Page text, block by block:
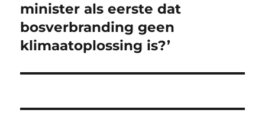
bericht:
minister als eerste dat
bosverbranding geen
klimaatoplossing is?’